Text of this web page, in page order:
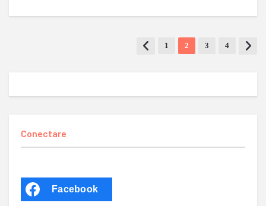
1 2 3 4
Conectare
Facebook